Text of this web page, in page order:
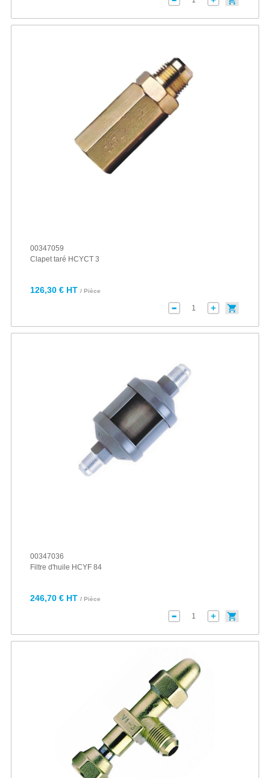
00347059
Clapet taré HCYCT 3
126,30 € HT / Pièce
00347036
Filtre d'huile HCYF 84
246,70 € HT / Pièce